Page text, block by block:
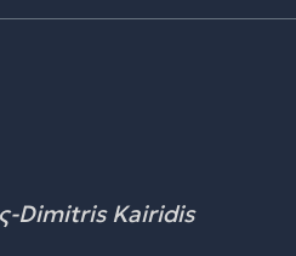
Dimitris Kairidis